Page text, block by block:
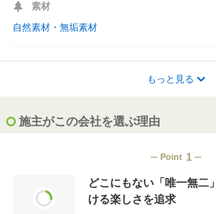
素材
自然素材・無垢素材
対応内容
もっと見る
施主がこの会社を選ぶ理由
Point 1
どこにもない「唯一無二
ける楽しさを追求